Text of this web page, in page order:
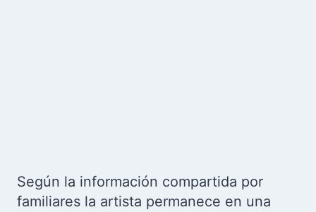
Según la información compartida por
familiares la artista permanece en una